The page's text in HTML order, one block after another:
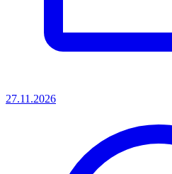
27.11.2026